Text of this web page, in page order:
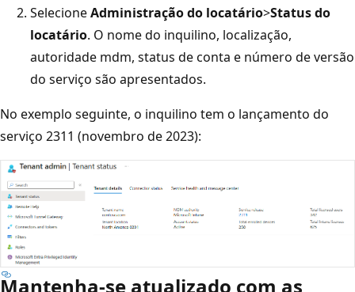
SelecioneAdministração do locatário>Status do
locatário. O nome do inquilino, localização,
autoridade mdm, status de conta e número de versão
do serviço são apresentados.
No exemplo seguinte, o inquilino tem o lançamento do
serviço 2311 (novembro de 2023):
Mantenha-se atualizado com as